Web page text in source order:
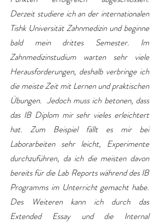
Derzeit studiere ich an der internationalen
Tishk Universität Zahnmedizin und beginne
bald mein drittes Semester. Im
Zahnmedizinstudium warten sehr viele
Herausforderungen, deshalb verbringe ich
die meiste Zeit mit Lernen und praktischen
Übungen. Jedoch muss ich betonen, dass
das IB Diplom mir sehr vieles erleichtert
hat. Zum Beispiel fällt es mir bei
Laborarbeiten sehr leicht, Experimente
durchzuführen, da ich die meisten davon
bereits für die Lab Reports während des IB
Programms im Unterricht gemacht habe.
Des Weiteren kann ich durch das
Extended Essay und die Internal